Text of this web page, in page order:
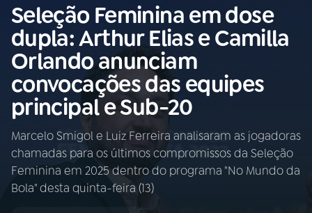
Buscar
na
Rádio
Nacional
Buscar
AO VIVO
01 INÍCIO
A RÁDIO
Seleção Feminina em dose
dupla: Arthur Elias e Camilla
Orlando anunciam
convocações das equipes
principal e Sub-20
Marcelo Smigol e Luiz Ferreira analisaram as jogadoras
chamadas para os últimos compromissos da Seleção
Feminina em 2025 dentro do programa "No Mundo da
Bola" desta quinta-feira (13)